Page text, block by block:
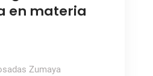
en materia
Zumaya